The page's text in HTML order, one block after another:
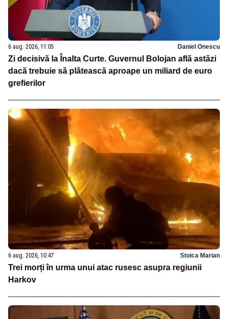
6 aug. 2026, 11:05 Daniel Onescu
Zi decisivă la Înalta Curte. Guvernul Bolojan află astăzi
dacă trebuie să plătească aproape un miliard de euro
grefierilor
6 aug. 2026, 10:47 Stoica Marian
Trei morți în urma unui atac rusesc asupra regiunii
Harkov